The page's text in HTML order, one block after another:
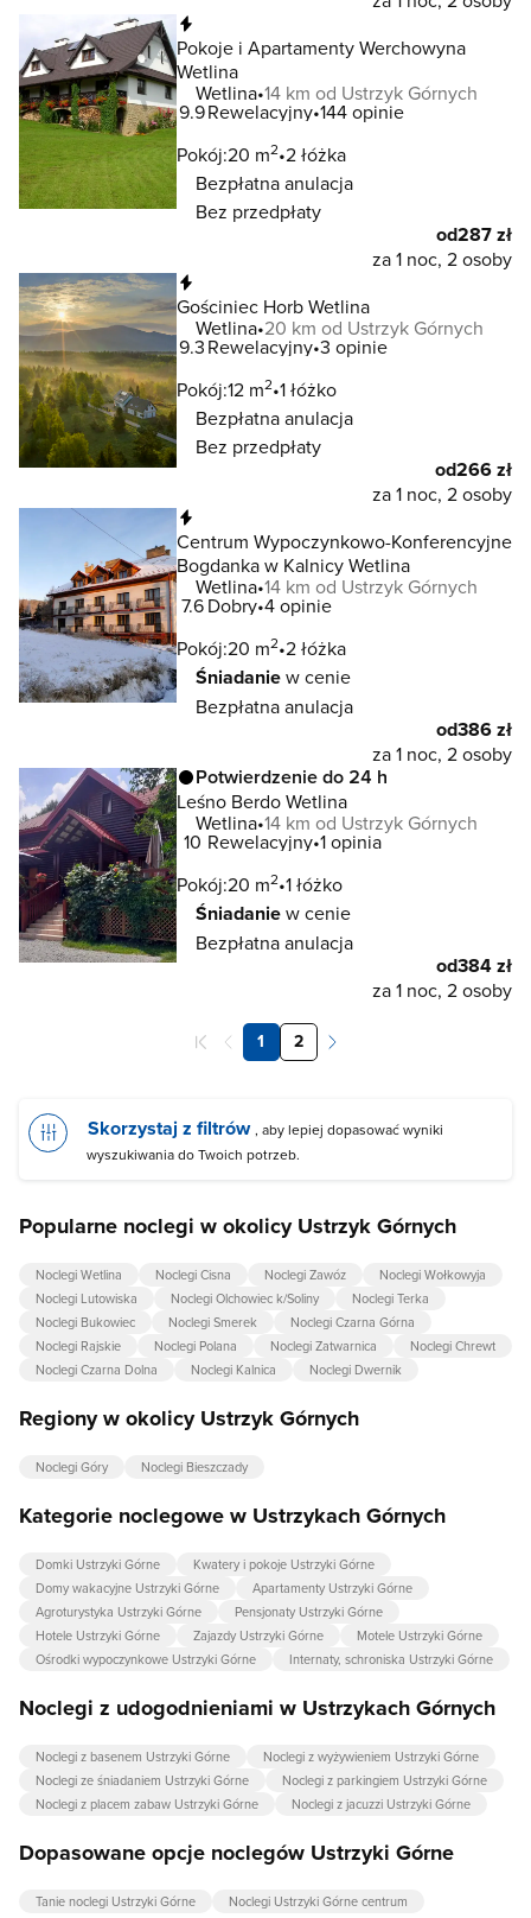
Pokoje i Apartamenty Werchowyna
Wetlina
Wetlina 14 km od Ustrzyk Górnych
9.9Rewelacyjny 144 opinie
Pokój:20 m2 2 łóżka
Bezpłatna anulacja
Bez przedpłaty
od287 zł
za 1 noc, 2 osoby
Gościniec Horb Wetlina
Wetlina 20 km od Ustrzyk Górnych
9.3Rewelacyjny 3 opinie
Pokój:12 m2 1 łóżko
Bezpłatna anulacja
Bez przedpłaty
od266 zł
za 1 noc, 2 osoby
Centrum Wypoczynkowo-Konferencyjne
Bogdanka w Kalnicy Wetlina
Wetlina 14 km od Ustrzyk Górnych
7.6 Dobry 4 opinie
Pokój:20 m2 2 łóżka
Śniadaniew cenie
Bezpłatna anulacja
od386 zł
za 1 noc, 2 osoby
Potwierdzenie do 24 h
Leśno Berdo Wetlina
Wetlina 14 km od Ustrzyk Górnych
10 Rewelacyjny 1 opinia
Pokój:20 m2 1 łóżko
Śniadaniew cenie
Bezpłatna anulacja
od384 zł
za 1 noc, 2 osoby
1 2
Skorzystaj z filtrów , aby lepiej dopasować wyniki
wyszukiwania do Twoich potrzeb.
Popularne noclegi w okolicy Ustrzyk Górnych
Noclegi Wetlina Noclegi Cisna Noclegi Zawóz
Noclegi Wołkowyja
Noclegi Lutowiska
Noclegi Olchowiec k/Soliny
Noclegi Terka
Noclegi Bukowiec
Noclegi Smerek
Noclegi Czarna Górna
Noclegi Rajskie
Noclegi Polana Noclegi Zatwarnica
Noclegi Chrewt
Noclegi Czarna Dolna
Noclegi Kalnica Noclegi Dwernik
Regiony w okolicy Ustrzyk Górnych
Noclegi Góry Noclegi Bieszczady
Kategorie noclegowe w Ustrzykach Górnych
Domki Ustrzyki Górne
Kwatery i pokoje Ustrzyki Górne
Domy wakacyjne Ustrzyki Górne
Apartamenty Ustrzyki Górne
Agroturystyka Ustrzyki Górne
Pensjonaty Ustrzyki Górne
Hotele Ustrzyki Górne
Zajazdy Ustrzyki Górne
Motele Ustrzyki Górne
Ośrodki wypoczynkowe Ustrzyki Górne
Internaty, schroniska Ustrzyki Górne
Noclegi z udogodnieniami w Ustrzykach Górnych
Noclegi z basenem Ustrzyki Górne
Noclegi z wyżywieniem Ustrzyki Górne
Noclegi ze śniadaniem Ustrzyki Górne
Noclegi z parkingiem Ustrzyki Górne
Noclegi z placem zabaw Ustrzyki Górne
Noclegi z jacuzzi Ustrzyki Górne
Dopasowane opcje noclegów Ustrzyki Górne
Tanie noclegi Ustrzyki Górne Noclegi Ustrzyki Górne centrum